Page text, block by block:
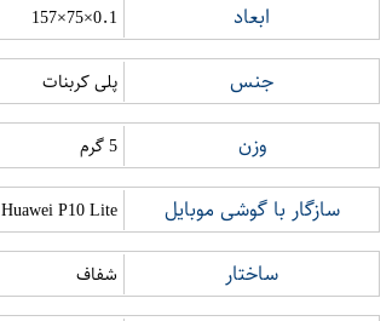
ابعاد 0.1×75×157
جنس پلی کربنات
وزن 5 گرم
سازگار با گوشی موبایل Huawei P10 Lite
ساختار شفاف